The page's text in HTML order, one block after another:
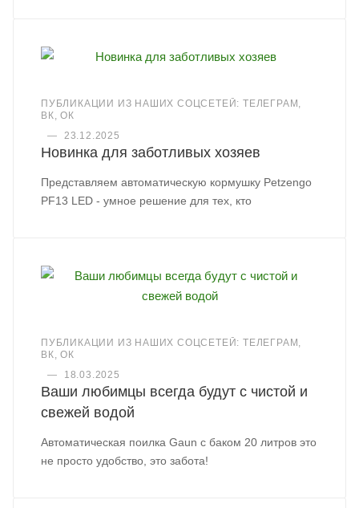
ПУБЛИКАЦИИ ИЗ НАШИХ СОЦСЕТЕЙ: ТЕЛЕГРАМ,
ВК, ОК
—
23.12.2025
Новинка для заботливых хозяев
Представляем автоматическую кормушку Petzengo
PF13 LED - умное решение для тех, кто
ПУБЛИКАЦИИ ИЗ НАШИХ СОЦСЕТЕЙ: ТЕЛЕГРАМ,
ВК, ОК
—
18.03.2025
Ваши любимцы всегда будут с чистой и
свежей водой
Автоматическая поилка Gaun с баком 20 литров это
не просто удобство, это забота!